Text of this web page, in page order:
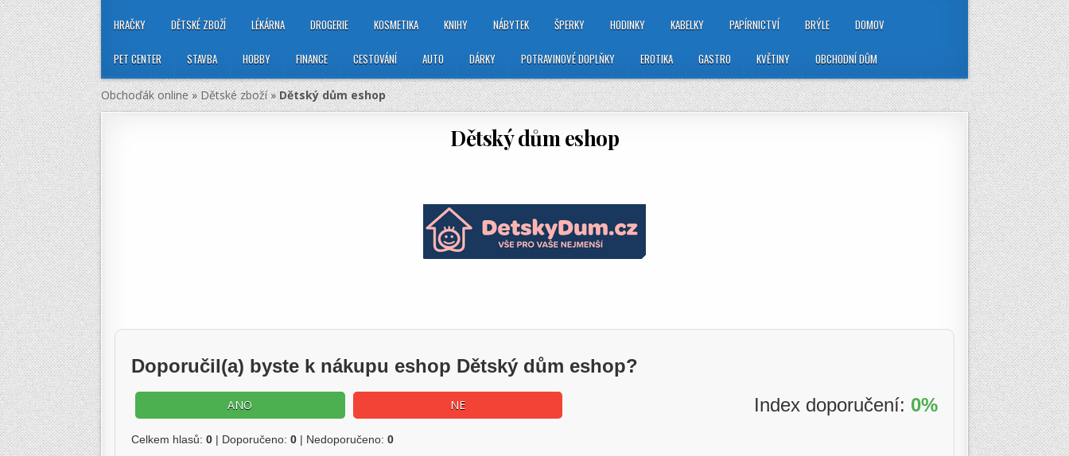
HRAČKY DĚTSKÉ ZBOŽÍ LÉKÁRNA DROGERIE KOSMETIKA KNIHY NÁBYTEK ŠPERKY HODINKY KABELKY PAPÍRNICTVÍ BRÝLE DOMOV
PET CENTER STAVBA HOBBY FINANCE CESTOVÁNÍ AUTO DÁRKY POTRAVINOVÉ DOPLŇKY EROTIKA GASTRO KVĚTINY OBCHODNÍ DŮM
Obchoďák online»Dětské zboží»Dětský dům eshop
Dětský dům eshop
Doporučil(a) byste k nákupu eshop Dětský dům eshop?
ANO NE Index doporučení: 0%
Celkem hlasů: 0 | Doporučeno: 0 | Nedoporučeno: 0